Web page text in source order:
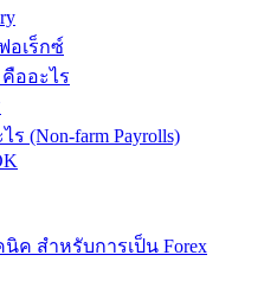
อเร็กซ์
คืออะไร
(Non-farm Payrolls)
ค สำหรับการเป็น Forex